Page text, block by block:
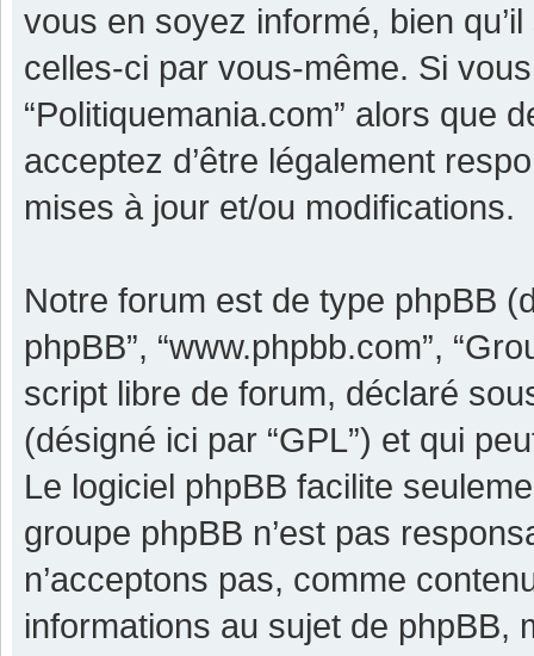
vous en soyez informé, bien
celles-ci par vous-même. Si
“Politiquemania.com” alors que
acceptez d’être légalement
mises à jour et/ou modifications.
Notre forum est de type phpBB
phpBB”, “www.phpbb.com”,
script libre de forum, déclaré
(désigné ici par “GPL”) et qui
Le logiciel phpBB facilite
groupe phpBB n’est pas
n’acceptons pas, comme
informations au sujet de phpBB,